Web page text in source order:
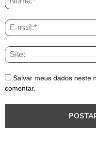
Salvar meus dados neste
comentar.